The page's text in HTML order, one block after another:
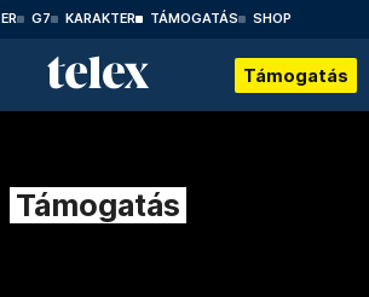
G7 KARAKTER TÁMOGATÁS SHOP
Támogatás
Támogatás